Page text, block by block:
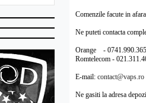
Comenzile facute in
Ne puteti contacta
Orange - 0741.990.365
Romtelecom -
E-mail: contact@vaps.ro
Ne gasiti la adresa